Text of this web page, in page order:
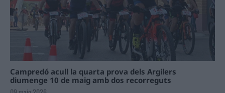
Campredó acull la quarta prova dels Argilers
diumenge 10 de maig amb dos recorreguts